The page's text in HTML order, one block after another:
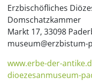
Erzbischöfliches
Domschatzkammer
Markt 17, 33098
www.erbe-der-
dioezesanmuseum-